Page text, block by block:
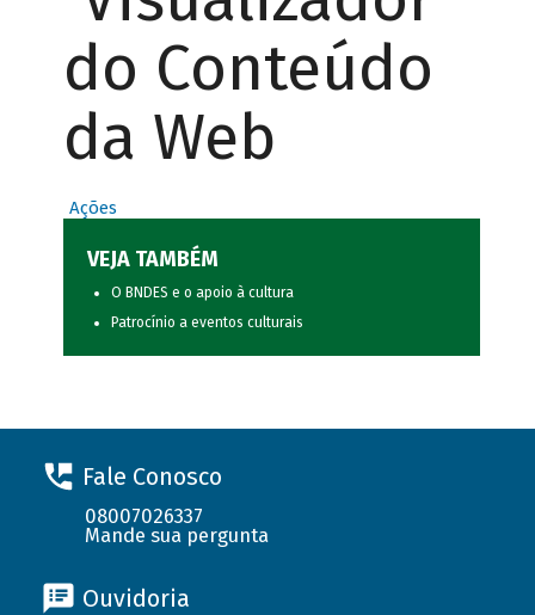
do Conteúdo
da Web
Ações
VEJA TAMBÉM
O BNDES e o apoio à cultura
Patrocínio a eventos culturais
Fale Conosco
08007026337
Mande sua pergunta
Ouvidoria